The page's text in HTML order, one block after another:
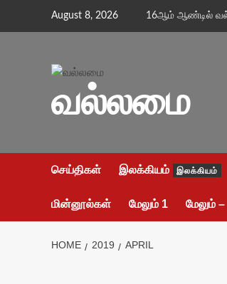
August 8, 2026 16ஆம் ஆண்டில்
வல்லமை
செய்திகள் இலக்கியம் இலக்கியம்
மின்னூல்கள் மேலும் 1 மேலும் –
HOME 2019 APRIL